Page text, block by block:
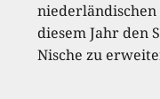
diesem Jahr den
Nische zu